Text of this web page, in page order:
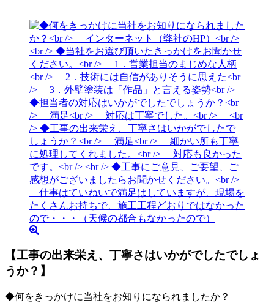
【工事の出来栄え、丁寧さはいかがでしたでしょ
うか？】
◆何をきっかけに当社をお知りになられましたか？